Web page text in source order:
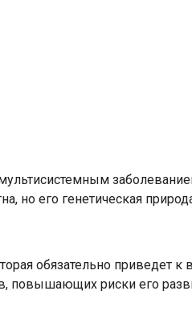
но его генетическая
обязательно приведет
повышающих риски его